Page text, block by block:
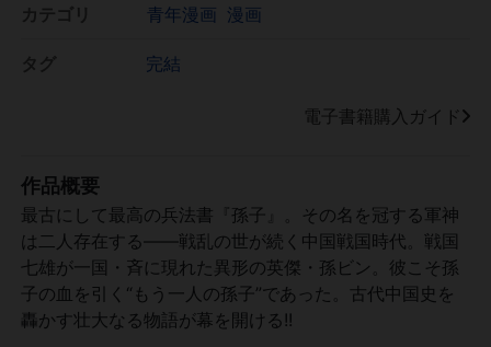
青年漫画 漫画
完結
電子書籍購入ガイド
作品概要
最古にして最高の兵法書『孫子』。その名を冠する軍神
は二人存在する――戦乱の世が続く中国戦国時代。戦国
七雄が一国・斉に現れた異形の英傑・孫ビン。彼こそ孫
子の血を引く“もう一人の孫子”であった。古代中国史を
轟かす壮大なる物語が幕を開ける!!